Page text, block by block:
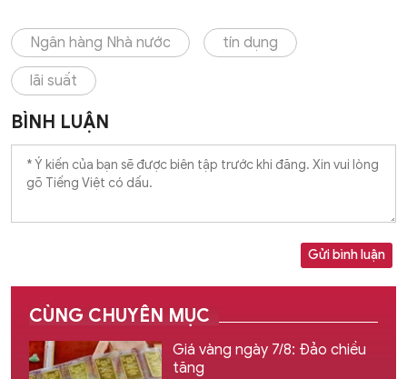
Ngân hàng Nhà nước tín dụng
lãi suất
BÌNH LUẬN
Gửi bình luận
CÙNG CHUYÊN MỤC
Giá vàng ngày 7/8: Đảo chiều
tăng